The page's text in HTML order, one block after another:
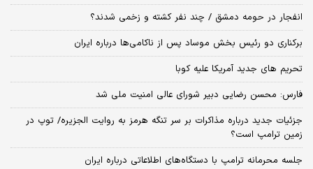
انفجار در حومه دمشق / چند نفر کشته و زخمی شدند؟
برکناری دو رئیس بخش موساد پس از ناکامی‌ها درباره ایران
تحریم های جدید آمریکا علیه کوبا
فارس: محسن رضایی دبیر شورای عالی امنیت ملی شد
جزئیات جدید درباره مذاکرات بر سر تنگه هرمز به روایت الجزیره/ توپ در
زمین ترامپ است؟
جلسه محرمانه ترامپ با دستگاه‌های اطلاعاتی درباره ایران